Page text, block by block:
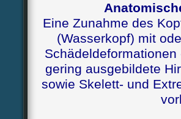
Eine Zunahme des
(Wasserkopf) mit
gering ausgebildete
sowie Skelett- und